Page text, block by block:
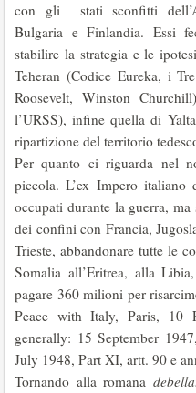
con gli stati sconfitti
Bulgaria e Finlandia. Essi
stabilire la strategia e le
Teheran (Codice Eureka, i
Roosevelt, Winston
l’URSS), infine quella di
ripartizione del territorio
Per quanto ci riguarda nel
piccola. L’ex Impero
occupati durante la guerra,
dei confini con Francia,
Trieste, abbandonare tutte le
Somalia all’Eritrea, alla
pagare 360 milioni per
Peace with Italy, Paris, 10
generally: 15 September
July 1948, Part XI, artt. 90 e
Tornando alla romana